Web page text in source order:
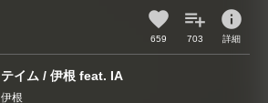
659 703
info
詳細
テイム / 伊根 feat. IA
伊根